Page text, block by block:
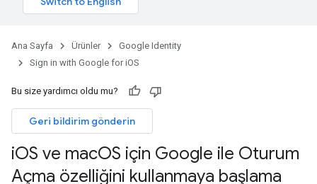
Ana Sayfa Ürünler
Google Identity
Sign in with Google for iOS
Bu size yardımcı oldu mu?
Geri bildirim gönderin
iOS ve macOS için Google ile Oturum
Açma özelliğini kullanmaya başlama